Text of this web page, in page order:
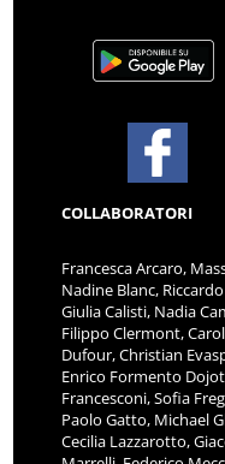
COLLABORATORI
Francesca Arcaro,
Nadine Blanc,
Giulia Calisti, Nadia
Filippo Clermont,
Dufour, Christian
Enrico Formento
Francesconi, Sofia
Paolo Gatto, Michael
Cecilia Lazzarotto,